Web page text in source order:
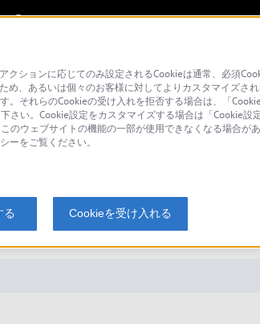
検索
。（アクションカ
ションに応じてのみ設定されるCookieは通常、必須
、あるいは個々のお客様に対してよりカスタマイズさ
それらのCookieの受け入れを拒否する場合は、「
い。Cookie設定をカスタマイズする場合は「Cookie設
のウェブサイトの機能の一部が使用できなくなる場合が
ーをご覧ください。
る Cookieを受け入れる